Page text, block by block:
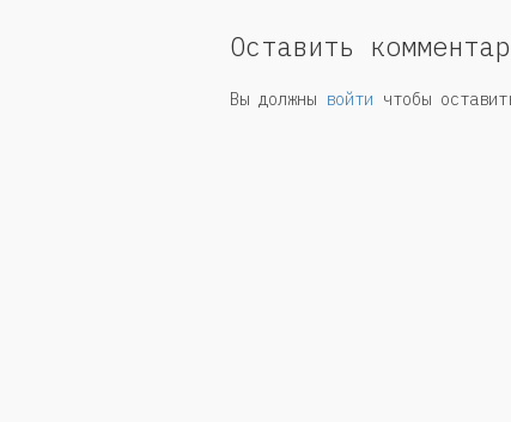
Оставить
Вы должны войти чтобы